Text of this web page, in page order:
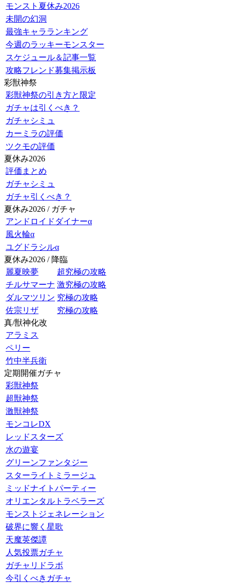
モンスト夏休み2026
未開の幻洞
最強キャラランキング
今週のラッキーモンスター
スケジュール＆記事一覧
攻略フレンド募集掲示板
彩獣神祭
彩獣神祭の引き方と限定
ガチャは引くべき？
ガチャシミュ
カーミラの評価
ツクモの評価
夏休み2026
評価まとめ
ガチャシミュ
ガチャ引くべき？
夏休み2026 / ガチャ
アンドロイドダイナーα
風火輪α
ユグドラシルα
夏休み2026 / 降臨
麗夏映夢
超究極の攻略
チルサマーナ 激究極の攻略
ダルマツリン 究極の攻略
佐宗リザ
究極の攻略
真/獣神化改
アラミス
ペリー
竹中半兵衛
定期開催ガチャ
彩獣神祭
超獣神祭
激獣神祭
モンコレDX
レッドスターズ
水の遊宴
グリーンファンタジー
スターライトミラージュ
ミッドナイトパーティー
オリエンタルトラベラーズ
モンストジェネレーション
破界に響く星歌
天魔英傑譚
人気投票ガチャ
ガチャリドラボ
今引くべきガチャ